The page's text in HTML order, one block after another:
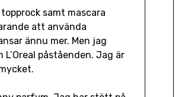
samt mascara
att använda
ännu mer. Men jag
påståenden. Jag är